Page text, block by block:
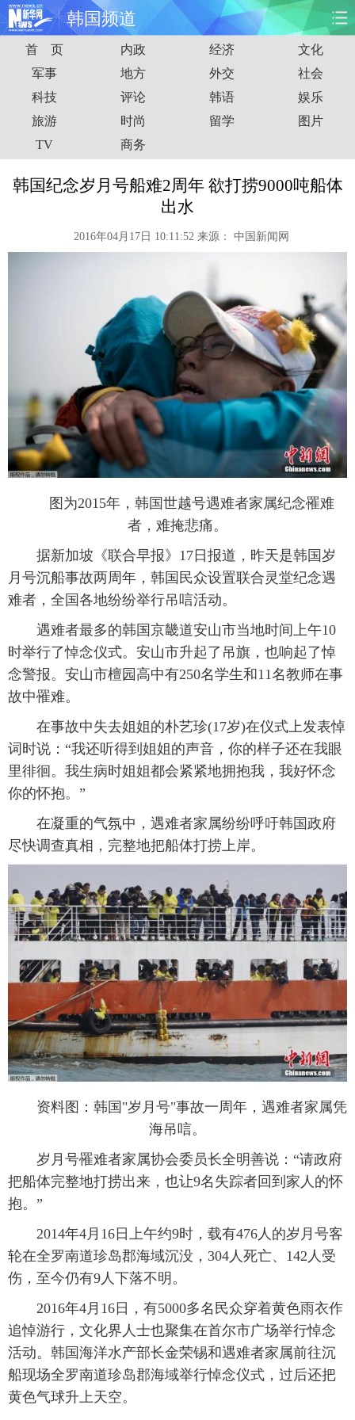
韩国频道
首页 时政 国际 财经
娱乐 体育 人事 教育
时尚 思客
港澳 台湾 华人 汽车
健康 信息化 数据
公益 军事 无人机
摄影 新华广播
新华电视中文 新华电视英文 返回PC
首 页 内政 经济
文化
军事
地方 外交
社会
科技
评论 韩语
娱乐
旅游
时尚 留学
图片
TV
商务
韩国纪念岁月号船难2周年 欲打捞9000吨船体
出水
2016年04月17日 10:11:52 来源： 中国新闻网
图为2015年，韩国世越号遇难者家属纪念罹难
者，难掩悲痛。
据新加坡《联合早报》17日报道，昨天是韩国岁
月号沉船事故两周年，韩国民众设置联合灵堂纪念遇
难者，全国各地纷纷举行吊唁活动。
遇难者最多的韩国京畿道安山市当地时间上午10
时举行了悼念仪式。安山市升起了吊旗，也响起了悼
念警报。安山市檀园高中有250名学生和11名教师在事
故中罹难。
在事故中失去姐姐的朴艺珍(17岁)在仪式上发表悼
词时说：“我还听得到姐姐的声音，你的样子还在我眼
里徘徊。我生病时姐姐都会紧紧地拥抱我，我好怀念
你的怀抱。”
在凝重的气氛中，遇难者家属纷纷呼吁韩国政府
尽快调查真相，完整地把船体打捞上岸。
资料图：韩国"岁月号"事故一周年，遇难者家属凭
海吊唁。
岁月号罹难者家属协会委员长全明善说：“请政府
把船体完整地打捞出来，也让9名失踪者回到家人的怀
抱。”
2014年4月16日上午约9时，载有476人的岁月号客
轮在全罗南道珍岛郡海域沉没，304人死亡、142人受
伤，至今仍有9人下落不明。
2016年4月16日，有5000多名民众穿着黄色雨衣作
追悼游行，文化界人士也聚集在首尔市广场举行悼念
活动。韩国海洋水产部长金荣锡和遇难者家属前往沉
船现场全罗南道珍岛郡海域举行悼念仪式，过后还把
黄色气球升上天空。